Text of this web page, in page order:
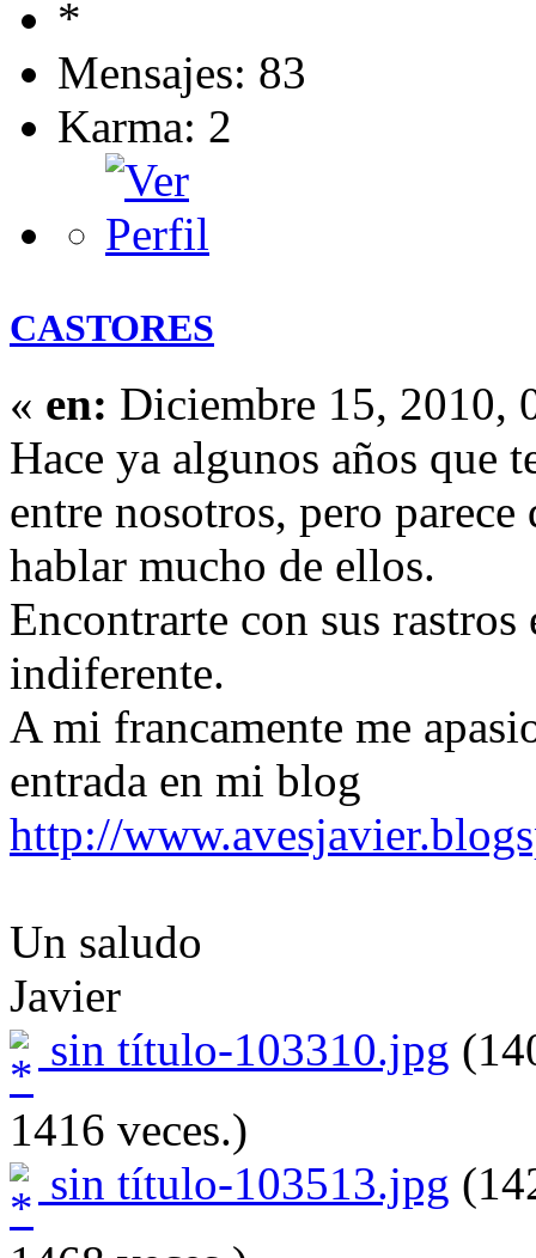
Mensajes: 83
Karma: 2
CASTORES
« en: Diciembre 15, 2010,
Hace ya algunos años que
entre nosotros, pero
hablar mucho de ellos.
Encontrarte con sus
indiferente.
A mi francamente me
entrada en mi blog
http://
Un saludo
Javier
sin título-103310.jpg
1416 veces.)
sin título-103513.jpg